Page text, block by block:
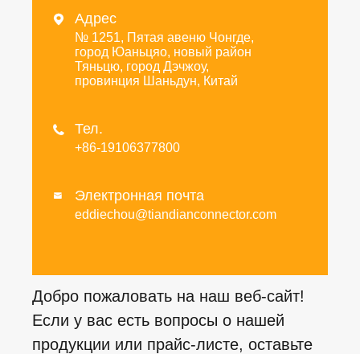
 Адрес
№ 1251, Пятая авеню Чонгде,
город Юаньцяо, новый район
Тяньцю, город Дэчжоу,
провинция Шаньдун, Китай
 Тел.
+86-19106377800
 Электронная почта
eddiechou@tiandianconnector.com
Добро пожаловать на наш веб-сайт!
Если у вас есть вопросы о нашей
продукции или прайс-листе, оставьте